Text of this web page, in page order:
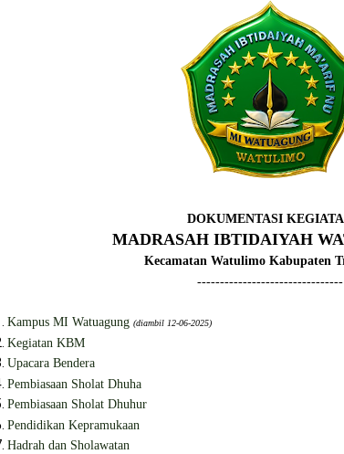
DOKUMENTASI
MADRASAH IBTIDAIYAH
Kecamatan Watulimo Kabupaten
--------------------------------
Kampus MI Watuagung (diambil 12-06-2025)
Kegiatan KBM
Upacara Bendera
Pembiasaan Sholat Dhuha
Pembiasaan Sholat Dhuhur
Pendidikan Kepramukaan
Hadrah dan Sholawatan